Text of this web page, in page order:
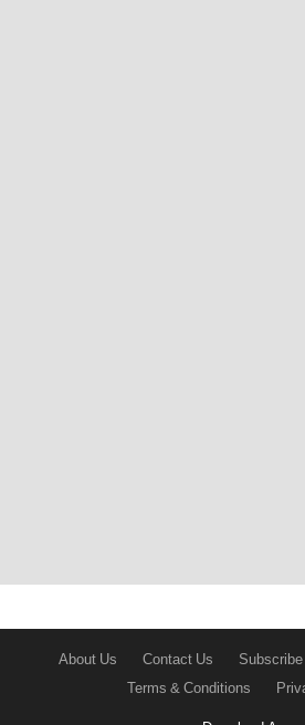
About Us Contact Us Subscribe
Terms & Conditions